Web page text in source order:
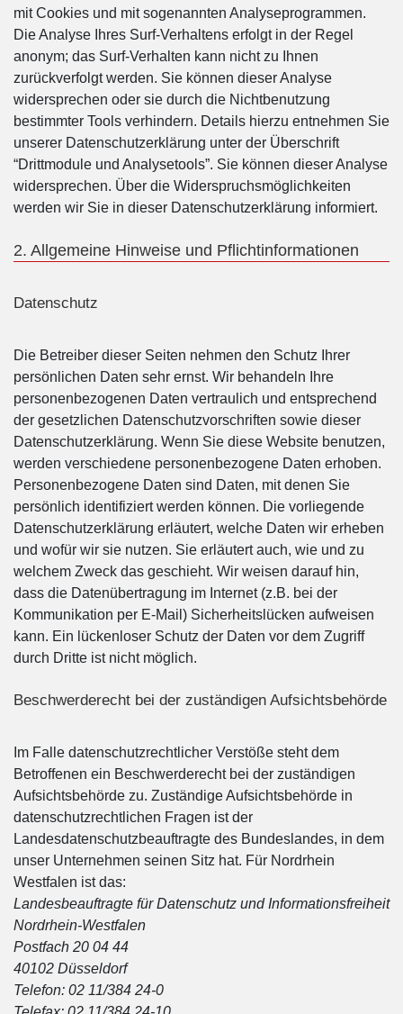
mit Cookies und mit sogenannten Analyseprogrammen.
Die Analyse Ihres Surf-Verhaltens erfolgt in der Regel
anonym; das Surf-Verhalten kann nicht zu Ihnen
zurückverfolgt werden. Sie können dieser Analyse
widersprechen oder sie durch die Nichtbenutzung
bestimmter Tools verhindern. Details hierzu entnehmen Sie
unserer Datenschutzerklärung unter der Überschrift
“Drittmodule und Analysetools”. Sie können dieser Analyse
widersprechen. Über die Widerspruchsmöglichkeiten
werden wir Sie in dieser Datenschutzerklärung informiert.
2. Allgemeine Hinweise und Pflichtinformationen
Datenschutz
Die Betreiber dieser Seiten nehmen den Schutz Ihrer
persönlichen Daten sehr ernst. Wir behandeln Ihre
personenbezogenen Daten vertraulich und entsprechend
der gesetzlichen Datenschutzvorschriften sowie dieser
Datenschutzerklärung. Wenn Sie diese Website benutzen,
werden verschiedene personenbezogene Daten erhoben.
Personenbezogene Daten sind Daten, mit denen Sie
persönlich identifiziert werden können. Die vorliegende
Datenschutzerklärung erläutert, welche Daten wir erheben
und wofür wir sie nutzen. Sie erläutert auch, wie und zu
welchem Zweck das geschieht. Wir weisen darauf hin,
dass die Datenübertragung im Internet (z.B. bei der
Kommunikation per E-Mail) Sicherheitslücken aufweisen
kann. Ein lückenloser Schutz der Daten vor dem Zugriff
durch Dritte ist nicht möglich.
Beschwerderecht bei der zuständigen Aufsichtsbehörde
Im Falle datenschutzrechtlicher Verstöße steht dem
Betroffenen ein Beschwerderecht bei der zuständigen
Aufsichtsbehörde zu. Zuständige Aufsichtsbehörde in
datenschutzrechtlichen Fragen ist der
Landesdatenschutzbeauftragte des Bundeslandes, in dem
unser Unternehmen seinen Sitz hat. Für Nordrhein
Westfalen ist das:
Landesbeauftragte für Datenschutz und Informationsfreiheit
Nordrhein-Westfalen
Postfach 20 04 44
40102 Düsseldorf
Telefon: 02 11/384 24-0